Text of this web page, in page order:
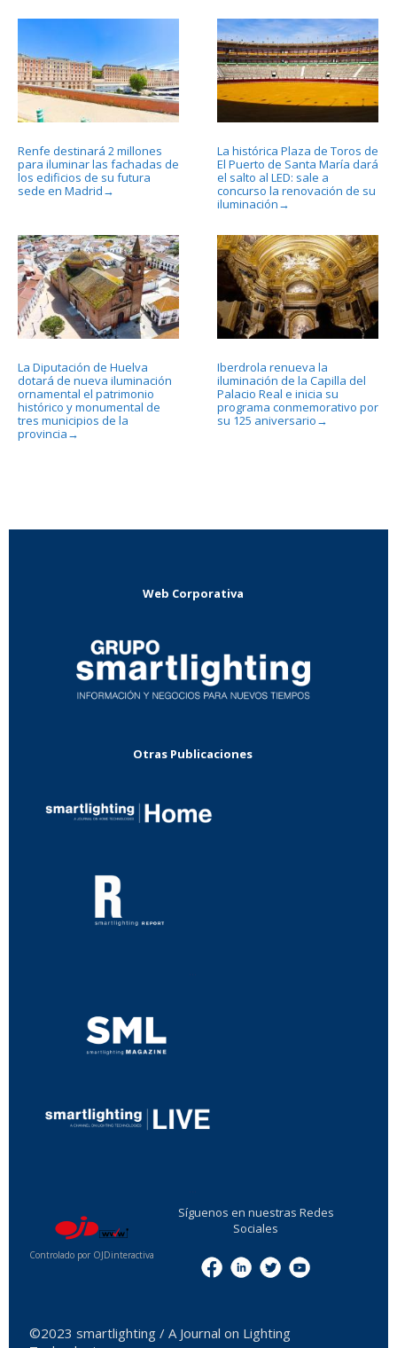
Renfe destinará 2 millones
para iluminar las fachadas de
los edificios de su futura
sede en Madrid →
La histórica Plaza de Toros de
El Puerto de Santa María dará
el salto al LED: sale a
concurso la renovación de su
iluminación →
La Diputación de Huelva
dotará de nueva iluminación
ornamental el patrimonio
histórico y monumental de
tres municipios de la
provincia →
Iberdrola renueva la
iluminación de la Capilla del
Palacio Real e inicia su
programa conmemorativo por
su 125 aniversario →
Web Corporativa
Otras Publicaciones
Controlado por OJDinteractiva
Síguenos en nuestras Redes
Sociales
©2023 smartlighting / A Journal on Lighting